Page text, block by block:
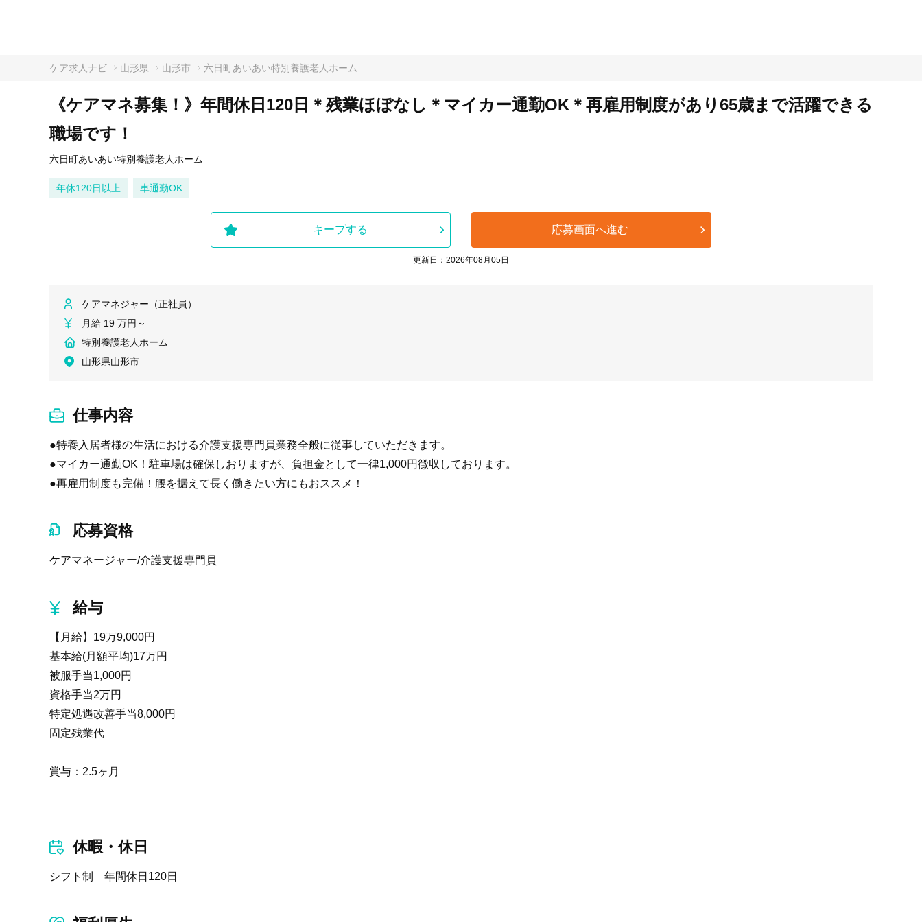
ケア求人ナビ 山形県 山形市 六日町あいあい特別養護老人ホーム
《ケアマネ募集！》年間休日120日＊残業ほぼなし＊マイカー通勤OK＊再雇用制度があり65歳まで活躍できる
職場です！
六日町あいあい特別養護老人ホーム
年休120日以上 車通勤OK
キープする 応募画面へ進む
更新日：2026年08月05日
ケアマネジャー（正社員）
月給 19 万円～
特別養護老人ホーム
山形県山形市
仕事内容
●特養入居者様の生活における介護支援専門員業務全般に従事していただきます。
●マイカー通勤OK！駐車場は確保しおりますが、負担金として一律1,000円徴収しております。
●再雇用制度も完備！腰を据えて長く働きたい方にもおススメ！
応募資格
ケアマネージャー/介護支援専門員
給与
【月給】19万9,000円
基本給(月額平均)17万円
被服手当1,000円
資格手当2万円
特定処遇改善手当8,000円
固定残業代
賞与：2.5ヶ月
休暇・休日
シフト制 年間休日120日